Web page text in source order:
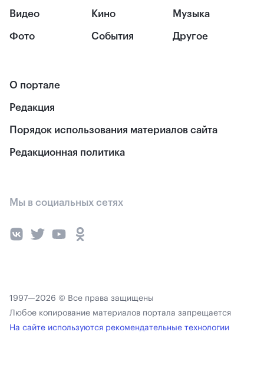
Видео
Фото
Кино
События
Музыка
Другое
О портале
Редакция
Порядок использования материалов сайта
Редакционная политика
Мы в социальных сетях
1997—2026 © Все права защищены
Любое копирование материалов портала запрещается
На сайте используются рекомендательные технологии